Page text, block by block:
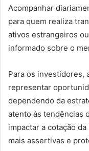
Acompanhar
para quem realiza
ativos estrangeiros
informado sobre o
Para os investidores,
representar
dependendo da
atento às tendências
impactar a cotação
mais assertivas e